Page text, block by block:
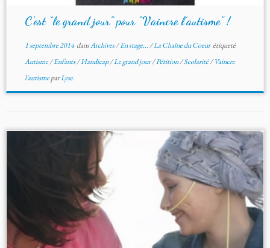
C’est “le grand jour” pour “Vaincre l’autisme” !
1 septembre 2014dansArchives/En stage.../La Chaîne du Coeur étiqueté
Autisme/Enfants/Handicap/Le grand jour/Pétition/Scolarité/Vaincre
l'autismeparLyse.